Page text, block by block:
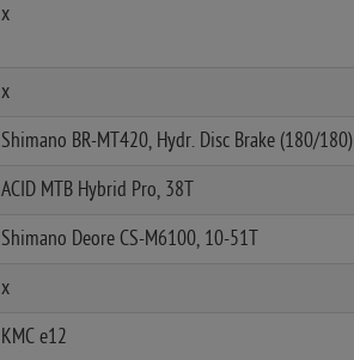
x
x
Shimano BR-MT420, Hydr. Disc Brake (180/180)
ACID MTB Hybrid Pro, 38T
Shimano Deore CS-M6100, 10-51T
x
KMC e12